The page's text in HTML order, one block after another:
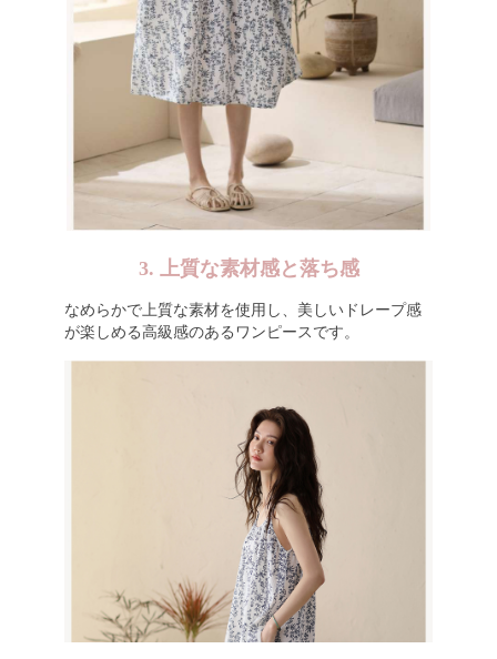
3. 上質な素材感と落ち感
なめらかで上質な素材を使用し、美しいドレープ感
が楽しめる高級感のあるワンピースです。